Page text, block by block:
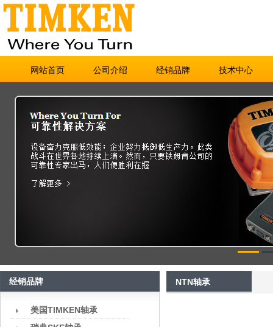
网站首页 公司介绍 经销品牌 技术中心
经销品牌
美国TIMKEN轴承
NTN轴承